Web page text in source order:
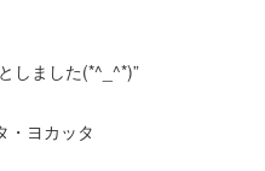
しました(*^_^*)”
ヨカッタ